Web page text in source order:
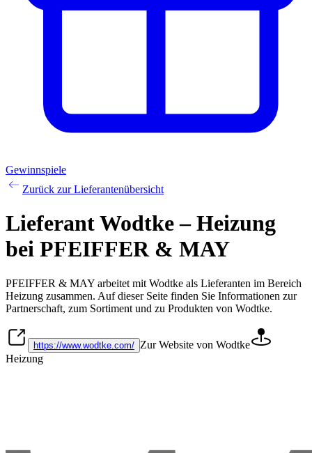
Gewinnspiele
Zurück zur Lieferantenübersicht
Lieferant Wodtke – Heizung
bei PFEIFFER & MAY
PFEIFFER & MAY arbeitet mit Wodtke als Lieferanten im Bereich
Heizung zusammen. Auf dieser Seite finden Sie Informationen zur
Partnerschaft, zum Sortiment und zu Produkten von Wodtke.
https://www.wodtke.com/ Zur Website von Wodtke
Heizung